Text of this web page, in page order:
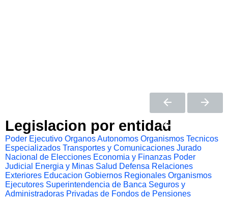
Legislacion por entidad
Poder Ejecutivo Organos Autonomos Organismos Tecnicos
Especializados Transportes y Comunicaciones Jurado
Nacional de Elecciones Economia y Finanzas Poder
Judicial
Energia y Minas Salud Defensa Relaciones
Exteriores Educacion Gobiernos Regionales Organismos
Ejecutores Superintendencia de Banca Seguros y
Administradoras Privadas de Fondos de Pensiones